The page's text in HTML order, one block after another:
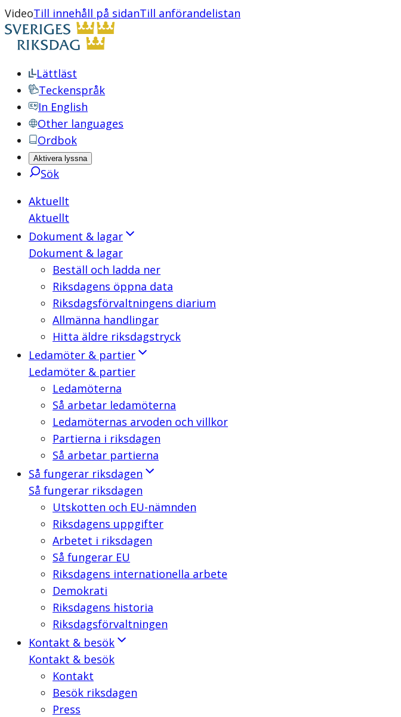
VideoTill innehåll på sidanTill anförandelistan
Lättläst
Teckenspråk
In English
Other languages
Ordbok
Aktivera lyssna
Sök
Aktuellt
Aktuellt
Dokument & lagar
Dokument & lagar
Beställ och ladda ner
Riksdagens öppna data
Riksdagsförvaltningens diarium
Allmänna handlingar
Hitta äldre riksdagstryck
Ledamöter & partier
Ledamöter & partier
Ledamöterna
Så arbetar ledamöterna
Ledamöternas arvoden och villkor
Partierna i riksdagen
Så arbetar partierna
Så fungerar riksdagen
Så fungerar riksdagen
Utskotten och EU-nämnden
Riksdagens uppgifter
Arbetet i riksdagen
Så fungerar EU
Riksdagens internationella arbete
Demokrati
Riksdagens historia
Riksdagsförvaltningen
Kontakt & besök
Kontakt & besök
Kontakt
Besök riksdagen
Press